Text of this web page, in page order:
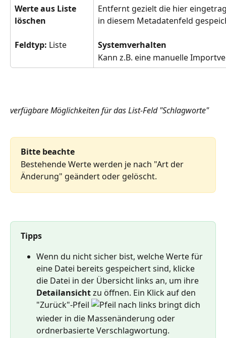
Werte aus Liste
löschen
Feldtyp: Liste
Entfernt gezielt die hier
in diesem Metadatenfeld
Systemverhalten
Kann z.B. eine manuelle
verfügbare Möglichkeiten für das List-Feld "Schlagworte"
Bitte beachte
Bestehende Werte werden je nach "Art der
Änderung" geändert oder gelöscht.
Tipps
Wenn du nicht sicher bist, welche Werte für
eine Datei bereits gespeichert sind, klicke
die Datei in der Übersicht links an, um ihre
Detailansicht zu öffnen. Ein Klick auf den
"Zurück"-Pfeil
bringt dich
wieder in die Massenänderung oder
ordnerbasierte Verschlagwortung.